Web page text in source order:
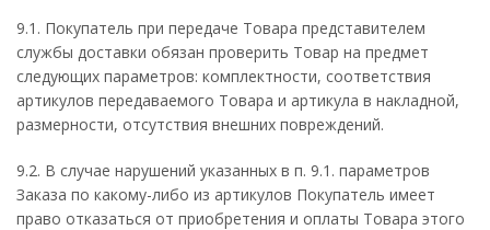
9.1. Покупатель при передаче Товара представителем
службы доставки обязан проверить Товар на предмет
следующих параметров: комплектности, соответствия
артикулов передаваемого Товара и артикула в накладной,
размерности, отсутствия внешних повреждений.
9.2. В случае нарушений указанных в п. 9.1. параметров
Заказа по какому-либо из артикулов Покупатель имеет
право отказаться от приобретения и оплаты Товара этого